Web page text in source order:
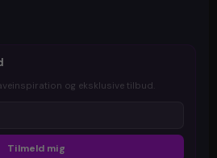
og eksklusive tilbud.
Tilmeld mig